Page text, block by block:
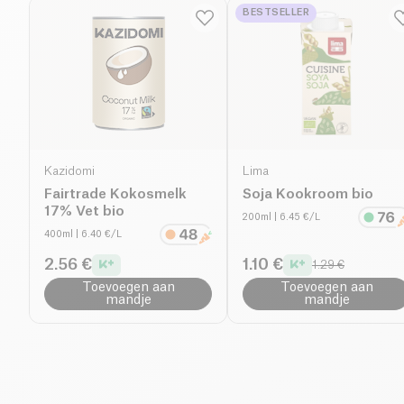
Kazidomi
Fairtrade Kokosmelk
17% Vet bio
400ml | 6.40 €/L
2.56 €
Toevoegen aan
mandje
BESTSELLER
Lima
Soja Kookroom bio
200ml | 6.45 €/L
1.10 € 1.29 €
Toevoegen aan
mandje